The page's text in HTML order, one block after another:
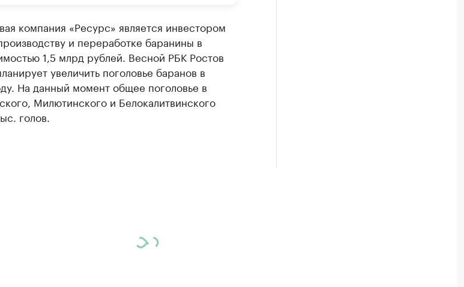
компания «Ресурс» является инвестором
и переработке баранины в
1,5 млрд рублей. Весной РБК Ростов
увеличить поголовье баранов в
На данный момент общее поголовье в
Милютинского и Белокалитвинского
голов.